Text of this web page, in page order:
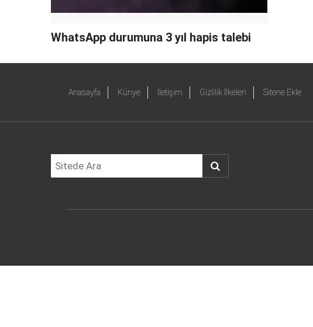
WhatsApp durumuna 3 yıl hapis talebi
Anasayfa Künye İletişim Gizlilik İlkeleri Sitene Ekle